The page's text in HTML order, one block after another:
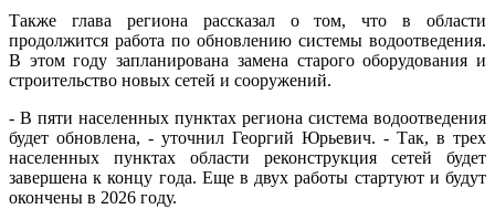
Также глава региона рассказал о том, что в области
продолжится работа по обновлению системы водоотведения.
В этом году запланирована замена старого оборудования и
строительство новых сетей и сооружений.
- В пяти населенных пунктах региона система водоотведения
будет обновлена, - уточнил Георгий Юрьевич. - Так, в трех
населенных пунктах области реконструкция сетей будет
завершена к концу года. Еще в двух работы стартуют и будут
окончены в 2026 году.